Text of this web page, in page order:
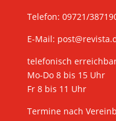
Telefon: 09721/
E-Mail:
telefonisch
Mo-Do 8 bis 15 Uhr
Fr 8 bis 11 Uhr
Termine nach